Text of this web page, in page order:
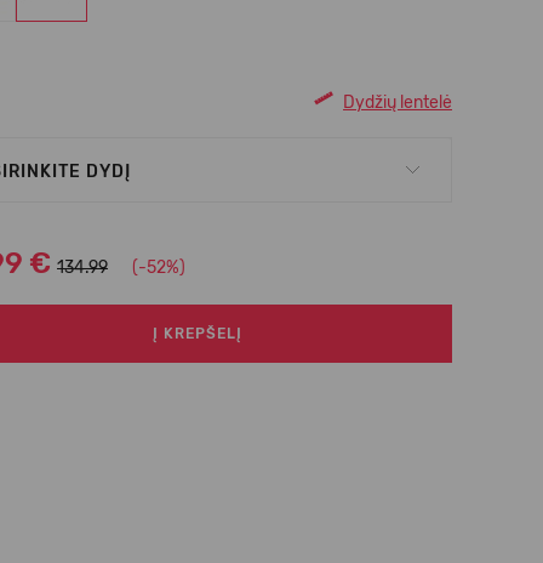
Dydžių lentelė
DYDĮ
€ 134.99 (-52%)
Į KREPŠELĮ